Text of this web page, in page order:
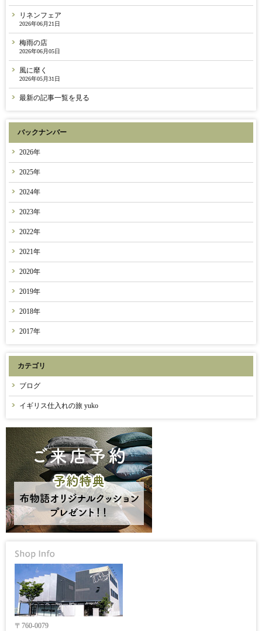
リネンフェア
2026年06月21日
梅雨の店
2026年06月05日
風に靡く
2026年05月31日
最新の記事一覧を見る
バックナンバー
2026年
2025年
2024年
2023年
2022年
2021年
2020年
2019年
2018年
2017年
カテゴリ
ブログ
イギリス仕入れの旅 yuko
〒760-0079